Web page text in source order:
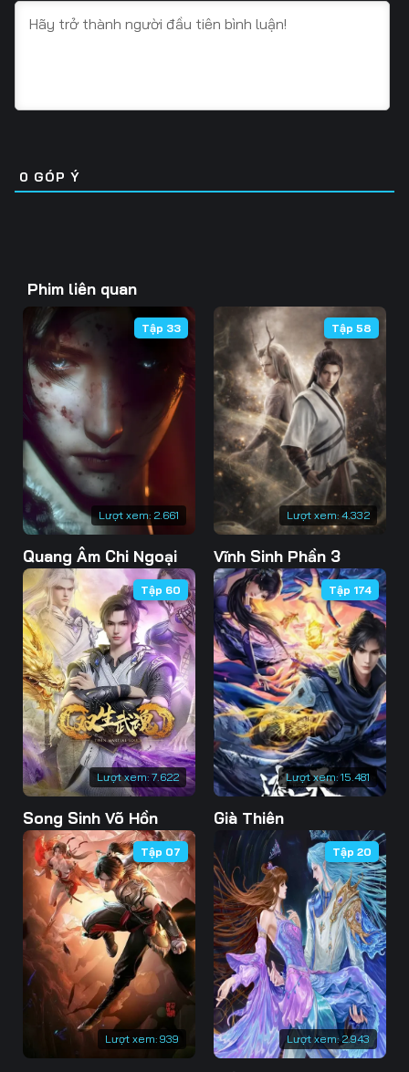
25 26
31 32 33
37 38 39
47 48
49 51
52 54
55 57
58 60
61 63
64 66
67 68 69
70 71 72
73 75
76 77 78
79 80 81
82 83 84
85 86 87
88 89 90
91 92 93
94 95 96
97 98 99
100 102
0 GÓP Ý
Phim liên quan
Lượt xem: 2.661
Tập 33
Quang Âm Chi Ngoại
Lượt xem: 4.332
Tập 58
Vĩnh Sinh Phần 3
Lượt xem: 7.622
Tập 60
Song Sinh Võ Hồn
Lượt xem: 15.481
Tập 174
Già Thiên
Lượt xem: 939
Tập 07
Lượt xem:2.943
Tập 20